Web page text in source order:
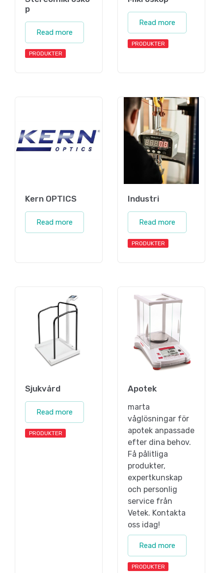
p
Read more
PRODUKTER
Read more
PRODUKTER
Kern OPTICS
Read more
Industri
Read more
PRODUKTER
Sjukvård
Read more
PRODUKTER
Apotek
marta
våglösningar för
apotek anpassade
efter dina behov.
Få pålitliga
produkter,
expertkunskap
och personlig
service från
Vetek. Kontakta
oss idag!
Read more
PRODUKTER